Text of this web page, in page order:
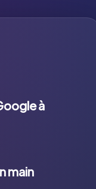
à
main